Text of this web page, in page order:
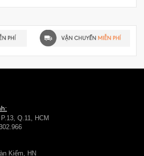
Q.11, HCM
Kiếm, HN